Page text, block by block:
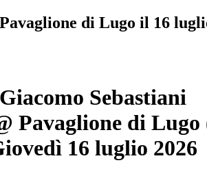
di Lugo il 16
Giacomo Sebastiani
Pavaglione di Lugo
16 luglio 2026